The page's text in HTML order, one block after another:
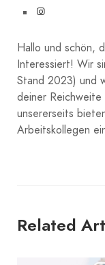
Hallo und schön,
Interessiert! Wir
Stand 2023) und
deiner
unsererseits
Arbeitskollegen
Related